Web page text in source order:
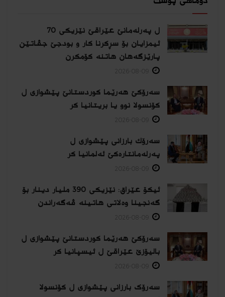
ل پەرلەمانێ عێراقێ نێزیکی 70
ئیمزایان بۆ سڕکرنا کار و بودجێ جڤاتێن
پارێزگەهان هاتنە کۆمکرن
سەرۆکێ هەرێما کوردستانێ پێشوازی ل
کۆنسولا نوو یا بریتانیا کر
سەرۆك بارزانی پێشوازی ل
پەرلەمانتارەكێ ئەلمانیا كر
ئیکۆ عێراق: نێزیکی 390 ملیار دینار بۆ
گەنجینا وەلاتی هاتینە ڤەگەراندن
سەرۆکێ هەرێما کوردستانێ پێشوازی ل
بالیۆزێ عێراقێ ل ئیسپانیا كر
سەرۆک بارزانی پێشوازی ل کۆنسولا